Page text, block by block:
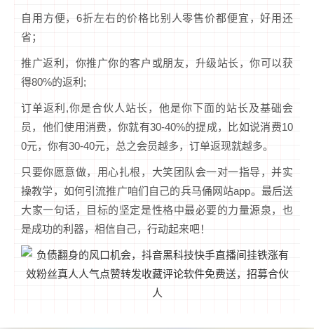
自用方便，6折左右的价格比别人零售价都便宜，好用还
省；
推广返利，你推广你的客户或朋友，升级站长，你可以获
得80%的返利;
订单返利,你是合伙人站长，他是你下面的站长及基础会
员，他们使用消费，你就有30-40%的提成，比如说消费10
0元，你有30-40元，总之会员越多，订单返现就越多。
只要你愿意做，用心扎根，大笑团队会一对一指导，并实
操教学，如何引流推广咱们自己的兵马俑网站app。最后送
大家一句话，目标的坚定是性格中最必要的力量源泉，也
是成功的利器，相信自己，行动起来吧！